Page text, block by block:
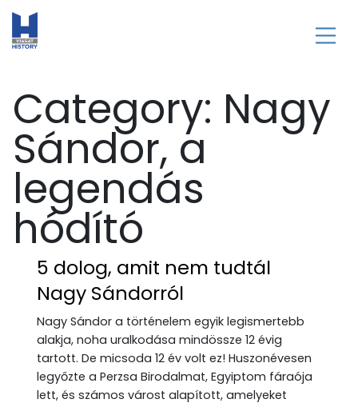
Category: Nagy
Sándor, a
legendás
hódító
5 dolog, amit nem tudtál
Nagy Sándorról
Nagy Sándor a történelem egyik legismertebb
alakja, noha uralkodása mindössze 12 évig
tartott. De micsoda 12 év volt ez! Huszonévesen
legyőzte a Perzsa Birodalmat, Egyiptom fáraója
lett, és számos várost alapított, amelyeket